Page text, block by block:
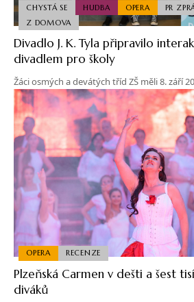
CHYSTÁ SE HUDBA OPERA PR
Z DOMOVA
Divadlo J. K. Tyla připravilo
divadlem pro školy
Žáci osmých a devátých tříd ZŠ měli 8. září
OPERA RECENZE
Plzeňská Carmen v dešti a šest
diváků